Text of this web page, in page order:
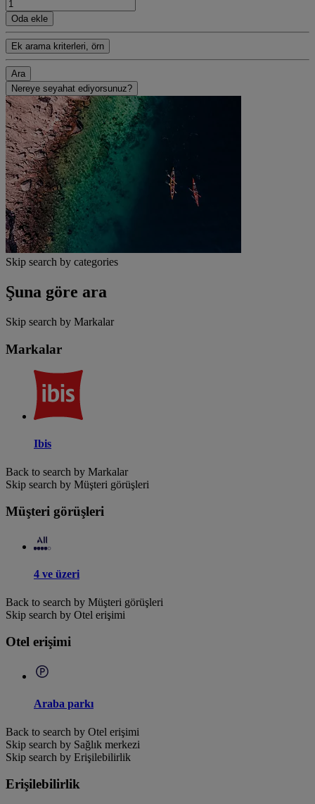
Oda ekle
Ek arama kriterleri, örn
Ara
Nereye seyahat ediyorsunuz?
Skip search by categories
Şuna göre ara
Skip search by Markalar
Markalar
Ibis
Back to search by Markalar
Skip search by Müşteri görüşleri
Müşteri görüşleri
4 ve üzeri
Back to search by Müşteri görüşleri
Skip search by Otel erişimi
Otel erişimi
Araba parkı
Back to search by Otel erişimi
Skip search by Sağlık merkezi
Skip search by Erişilebilirlik
Erişilebilirlik